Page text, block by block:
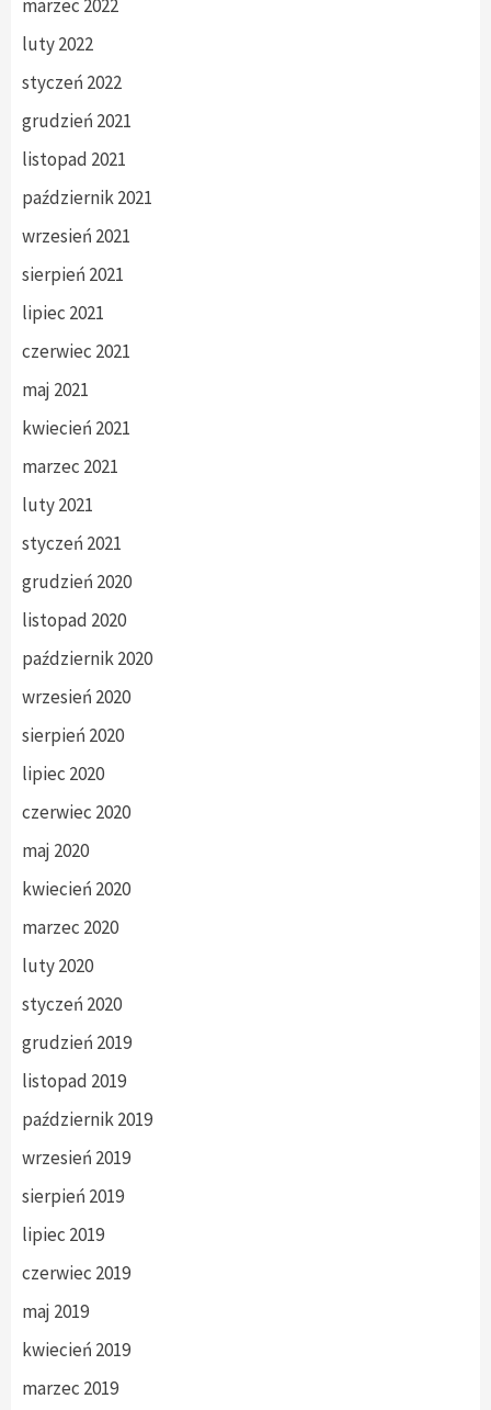
marzec 2022
luty 2022
styczeń 2022
grudzień 2021
listopad 2021
październik 2021
wrzesień 2021
sierpień 2021
lipiec 2021
czerwiec 2021
maj 2021
kwiecień 2021
marzec 2021
luty 2021
styczeń 2021
grudzień 2020
listopad 2020
październik 2020
wrzesień 2020
sierpień 2020
lipiec 2020
czerwiec 2020
maj 2020
kwiecień 2020
marzec 2020
luty 2020
styczeń 2020
grudzień 2019
listopad 2019
październik 2019
wrzesień 2019
sierpień 2019
lipiec 2019
czerwiec 2019
maj 2019
kwiecień 2019
marzec 2019